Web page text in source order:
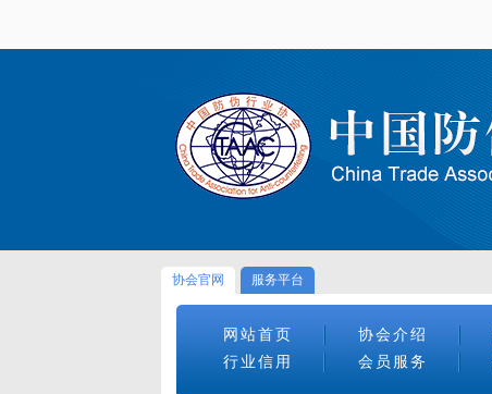
协会官网 服务平台
网站首页 协会介绍
行业信用
会员服务